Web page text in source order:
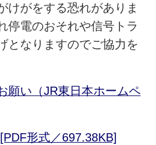
けがをする恐れがありま
停電のおそれや信号トラ
となりますのでご協力を
願い（JR東日本ホームペ
形式／697.38KB]